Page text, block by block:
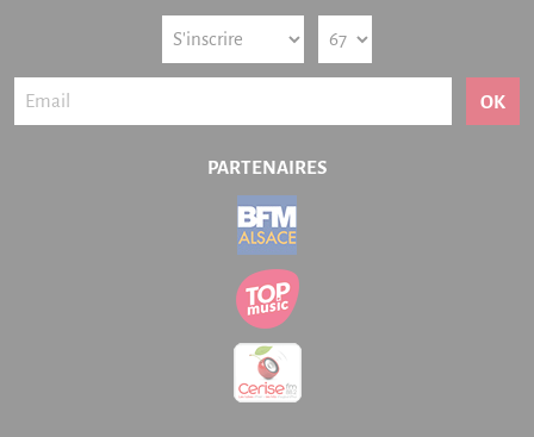
OK
PARTENAIRES